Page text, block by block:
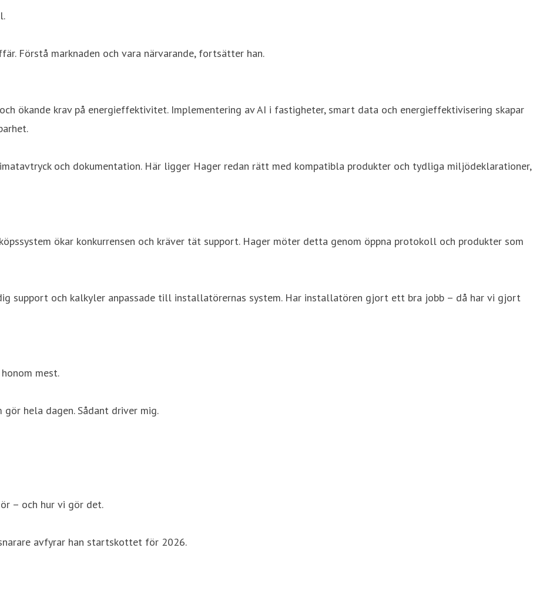
Förstå marknaden och vara närvarande, fortsätter han.
ökande krav på energieffektivitet. Implementering av AI i fastigheter, smart data och energieffektivisering skapar
och dokumentation. Här ligger Hager redan rätt med kompatibla produkter och tydliga miljödeklarationer,
ökar konkurrensen och kräver tät support. Hager möter detta genom öppna protokoll och produkter som
support och kalkyler anpassade till installatörernas system. Har installatören gjort ett bra jobb – då har vi gjort
mest.
hela dagen. Sådant driver mig.
– och hur vi gör det.
avfyrar han startskottet för 2026.